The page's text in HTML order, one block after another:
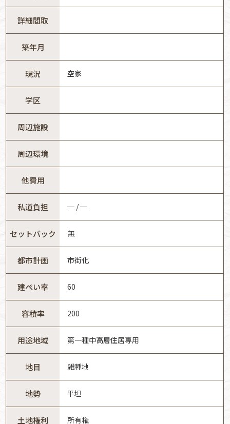
詳細間取
築年月
現況 空家
学区
周辺施設
周辺環境
他費用
私道負担 ─ / ─
セットバック 無
都市計画 市街化
建ぺい率 60
容積率 200
用途地域 第一種中高層住居専用
地目 雑種地
地勢 平坦
土地権利 所有権